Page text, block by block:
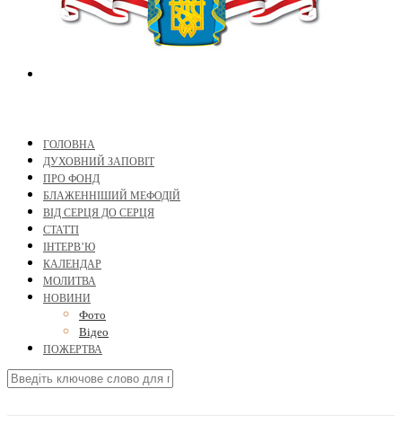
ГОЛОВНА
ДУХОВНИЙ ЗАПОВІТ
ПРО ФОНД
БЛАЖЕННІШИЙ МЕФОДІЙ
ВІД СЕРЦЯ ДО СЕРЦЯ
СТАТТІ
ІНТЕРВ’Ю
КАЛЕНДАР
МОЛИТВА
НОВИНИ
Фото
Відео
ПОЖЕРТВА